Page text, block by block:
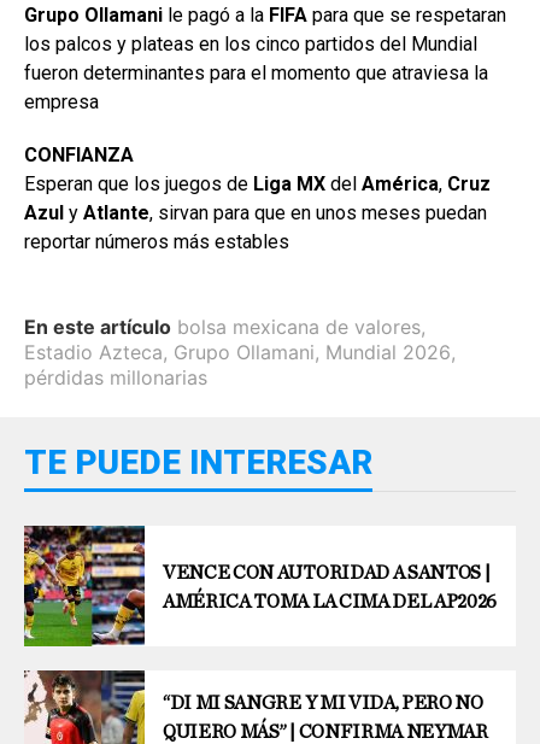
Grupo Ollamani le pagó a la FIFA para que se respetaran
los palcos y plateas en los cinco partidos del Mundial
fueron determinantes para el momento que atraviesa la
empresa
CONFIANZA
Esperan que los juegos de Liga MX del América, Cruz
Azul y Atlante, sirvan para que en unos meses puedan
reportar números más estables
En este artículo bolsa mexicana de valores,
Estadio Azteca, Grupo Ollamani, Mundial 2026,
pérdidas millonarias
TE PUEDE INTERESAR
VENCE CON AUTORIDAD A SANTOS |
AMÉRICA TOMA LA CIMA DEL AP2026
“DI MI SANGRE Y MI VIDA, PERO NO
QUIERO MÁS” | CONFIRMA NEYMAR